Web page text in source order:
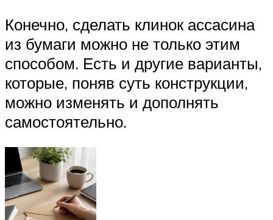
Конечно, сделать клинок ассасина
из бумаги можно не только этим
способом. Есть и другие варианты,
которые, поняв суть конструкции,
можно изменять и дополнять
самостоятельно.